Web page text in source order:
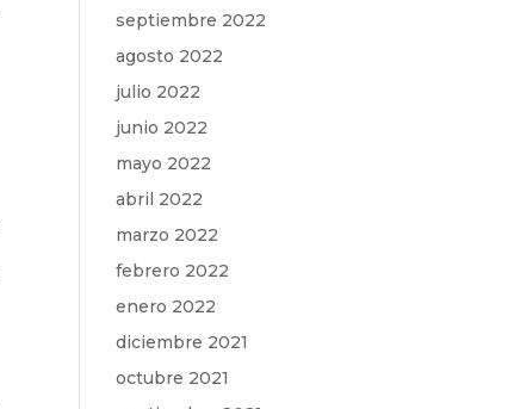
septiembre 2022
agosto 2022
julio 2022
junio 2022
mayo 2022
abril 2022
marzo 2022
febrero 2022
enero 2022
diciembre 2021
octubre 2021